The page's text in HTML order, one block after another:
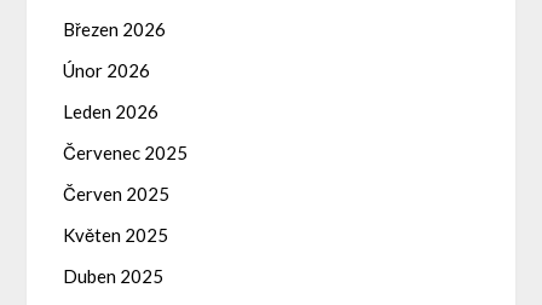
Březen 2026
Únor 2026
Leden 2026
Červenec 2025
Červen 2025
Květen 2025
Duben 2025